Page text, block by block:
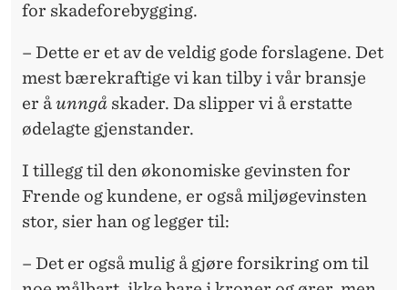
for skadeforebygging.
– Dette er et av de veldig gode forslagene. Det
mest bærekraftige vi kan tilby i vår bransje
er åunngå skader. Da slipper vi å erstatte
ødelagte gjenstander.
I tillegg til den økonomiske gevinsten for
Frende og kundene, er også miljøgevinsten
stor, sier han og legger til:
– Det er også mulig å gjøre forsikring om til